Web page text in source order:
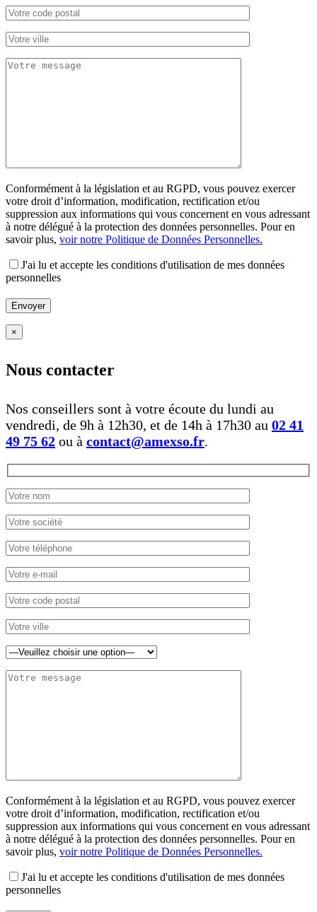
Conformément à la législation et au RGPD, vous pouvez exercer
votre droit d’information, modification, rectification et/ou
suppression aux informations qui vous concernent en vous adressant
à notre délégué à la protection des données personnelles. Pour en
savoir plus, voir notre Politique de Données Personnelles.
J'ai lu et accepte les conditions d'utilisation de mes données
personnelles
Envoyer
×
Nous contacter
Nos conseillers sont à votre écoute du lundi au
vendredi, de 9h à 12h30, et de 14h à 17h30 au 02 41
49 75 62 ou à contact@amexso.fr.
Conformément à la législation et au RGPD, vous pouvez exercer
votre droit d’information, modification, rectification et/ou
suppression aux informations qui vous concernent en vous adressant
à notre délégué à la protection des données personnelles. Pour en
savoir plus, voir notre Politique de Données Personnelles.
J'ai lu et accepte les conditions d'utilisation de mes données
personnelles